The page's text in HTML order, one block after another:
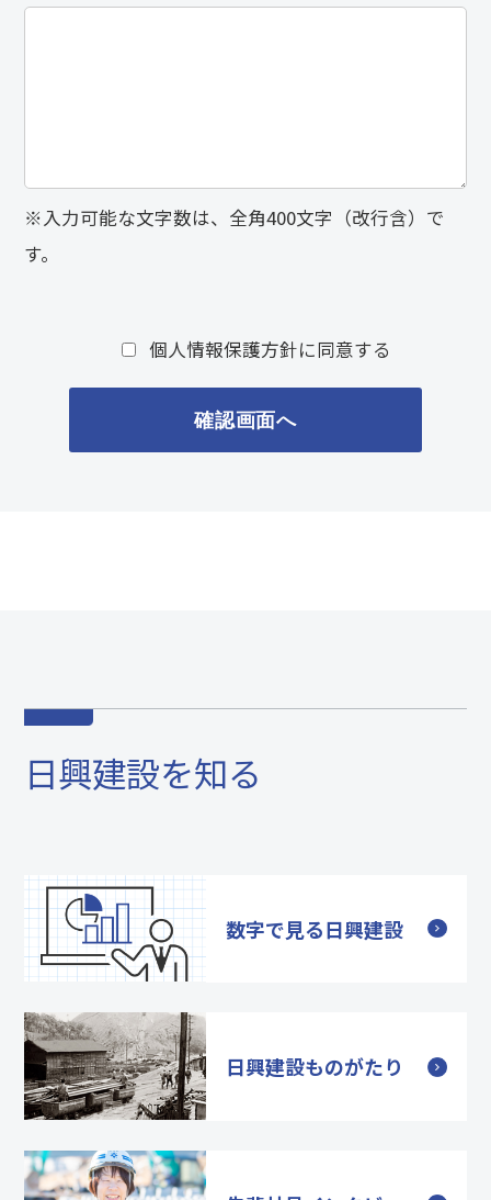
※入力可能な文字数は、全角400文字（改行含）で
す。
個人情報保護方針に同意する
日興建設を知る
数字で見る日興建設
日興建設ものがたり